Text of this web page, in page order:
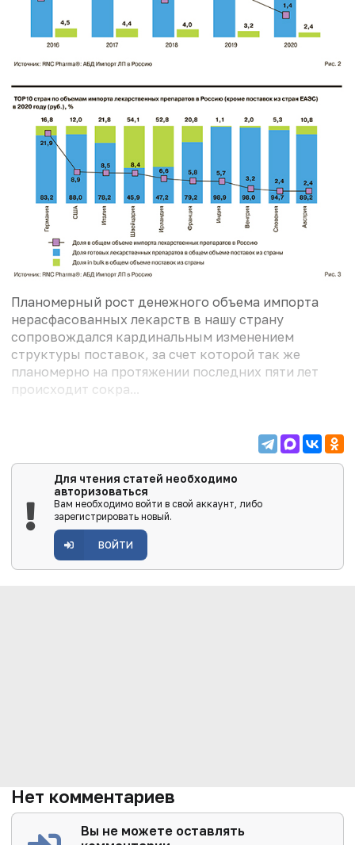
Планомерный рост денежного объема импорта
нерасфасованных лекарств в нашу страну
сопровождался кардинальным изменением
структуры поставок, за счет которой так же
планомерно на протяжении последних пяти лет
происходит сокра...
Для чтения статей необходимо
авторизоваться
Вам необходимо войти в свой аккаунт, либо
зарегистрировать новый.
ВОЙТИ
Нет комментариев
Вы не можете оставлять